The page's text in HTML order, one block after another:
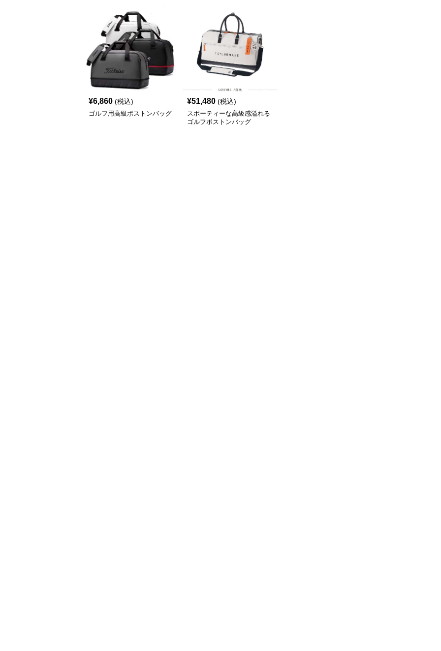
¥6,860 (税込)
ゴルフ用高級ボストンバッグ
¥51,480 (税込)
スポーティーな高級感溢れる
ゴルフボストンバッグ